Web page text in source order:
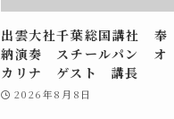
出雲大社千葉総国講社 奉
納演奏 スチールパン オ
カリナ ゲスト 講長
2026年8月8日